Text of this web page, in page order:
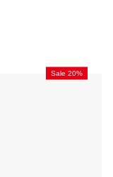
Sale 20%